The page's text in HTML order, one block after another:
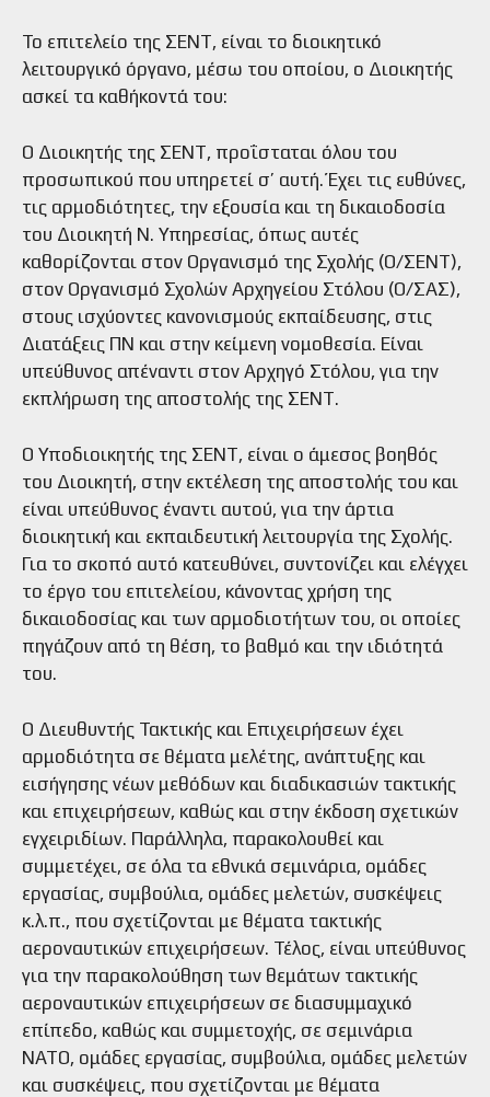
Το επιτελείο της ΣΕΝΤ, είναι το διοικητικό
λειτουργικό όργανο, μέσω του οποίου, ο Διοικητής
ασκεί τα καθήκοντά του:
Ο Διοικητής της ΣΕΝΤ, προΐσταται όλου του
προσωπικού που υπηρετεί σ’ αυτή. Έχει τις ευθύνες,
τις αρμοδιότητες, την εξουσία και τη δικαιοδοσία
του Διοικητή Ν. Υπηρεσίας, όπως αυτές
καθορίζονται στον Οργανισμό της Σχολής (Ο/ΣΕΝΤ),
στον Οργανισμό Σχολών Αρχηγείου Στόλου (Ο/ΣΑΣ),
στους ισχύοντες κανονισμούς εκπαίδευσης, στις
Διατάξεις ΠΝ και στην κείμενη νομοθεσία. Είναι
υπεύθυνος απέναντι στον Αρχηγό Στόλου, για την
εκπλήρωση της αποστολής της ΣΕΝΤ.
Ο Υποδιοικητής της ΣΕΝΤ, είναι ο άμεσος βοηθός
του Διοικητή, στην εκτέλεση της αποστολής του και
είναι υπεύθυνος έναντι αυτού, για την άρτια
διοικητική και εκπαιδευτική λειτουργία της Σχολής.
Για το σκοπό αυτό κατευθύνει, συντονίζει και ελέγχει
το έργο του επιτελείου, κάνοντας χρήση της
δικαιοδοσίας και των αρμοδιοτήτων του, οι οποίες
πηγάζουν από τη θέση, το βαθμό και την ιδιότητά
του.
Ο Διευθυντής Τακτικής και Επιχειρήσεων έχει
αρμοδιότητα σε θέματα μελέτης, ανάπτυξης και
εισήγησης νέων μεθόδων και διαδικασιών τακτικής
και επιχειρήσεων, καθώς και στην έκδοση σχετικών
εγχειριδίων. Παράλληλα, παρακολουθεί και
συμμετέχει, σε όλα τα εθνικά σεμινάρια, ομάδες
εργασίας, συμβούλια, ομάδες μελετών, συσκέψεις
κ.λ.π., που σχετίζονται με θέματα τακτικής
αεροναυτικών επιχειρήσεων. Τέλος, είναι υπεύθυνος
για την παρακολούθηση των θεμάτων τακτικής
αεροναυτικών επιχειρήσεων σε διασυμμαχικό
επίπεδο, καθώς και συμμετοχής, σε σεμινάρια
ΝΑΤΟ, ομάδες εργασίας, συμβούλια, ομάδες μελετών
και συσκέψεις, που σχετίζονται με θέματα